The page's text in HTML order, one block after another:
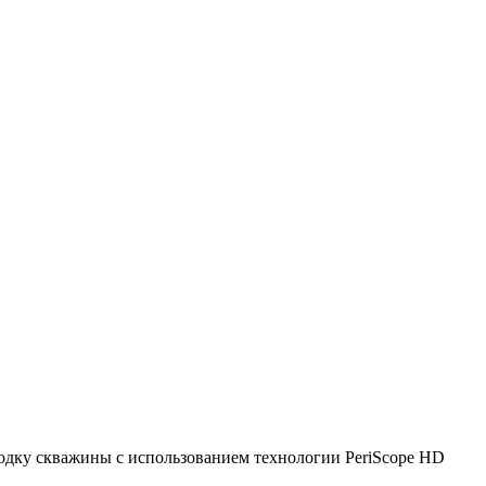
скважины с использованием технологии PeriScope HD